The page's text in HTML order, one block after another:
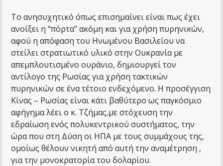
Το ανησυχητικό όπως επισημαίνει είναι πως έχει
ανοίξει η “πόρτα” ακόμη και για χρήση πυρηνικών,
αφού η απόφαση του Ηνωμένου Βασιλείου να
στείλει στρατιωτικό υλικό στην Ουκρανία με
απεμπλουτισμένο ουράνιο, δημιουργεί τον
αντίλογο της Ρωσίας για χρήση τακτικών
πυρηνικών σε ένα τέτοιο ενδεχόμενο. Η προσέγγιση
Κίνας – Ρωσίας είναι κάτι βαθύτερο ως παγκόσμιο
αφήγημα λέει ο κ. Τζήμας,με στόχευση την
εδραίωση ενός πολυκεντρικού συστήματος, την
ώρα που στη Δύση οι ΗΠΑ με τους συμμάχους της,
ομοίως θέλουν νικητή από αυτή την αναμέτρηση ,
για την μονοκρατορία του δολαρίου.